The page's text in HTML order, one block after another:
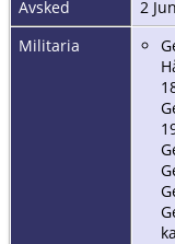
Avsked
2
Militaria